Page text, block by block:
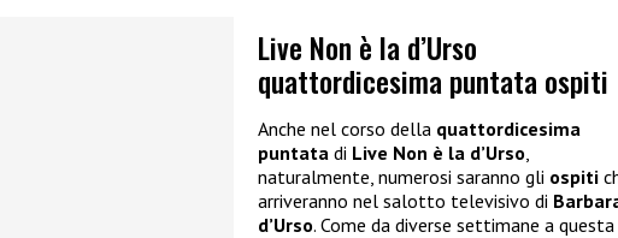
Live Non è la d’Urso
quattordicesima puntata ospiti
Anche nel corso della quattordicesima
puntata di Live Non è la d’Urso,
naturalmente, numerosi saranno gli ospiti
arriveranno nel salotto televisivo di
d’Urso. Come da diverse settimane a questa